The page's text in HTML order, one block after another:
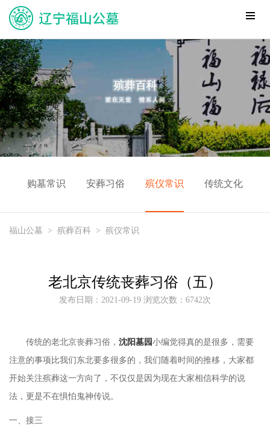
购墓常识 安葬习俗 殡仪常识 传统文化
福山公墓 > 殡葬百科 > 殡仪常识
老北京传统丧葬习俗（五）
发布日期：2021-09-19 浏览次数：6742次
传统的老北京丧葬习俗， 沈阳墓园小编觉得真的是很多，需要
注意的事项比我们东北要多很多的，我们随着时间的推移，大家都
开始关注殡葬这一方向了，不仅仅是因为现在大家相信科学的说
法，更是不在惧怕鬼神传说。
一、 接三